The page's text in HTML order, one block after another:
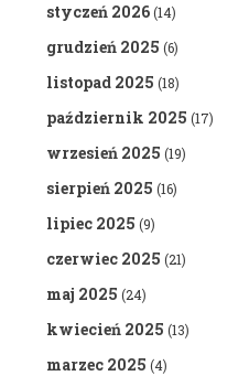
styczeń 2026(14)
grudzień 2025 (6)
listopad 2025 (18)
październik 2025 (17)
wrzesień 2025 (19)
sierpień 2025 (16)
lipiec 2025 (9)
czerwiec 2025 (21)
maj 2025 (24)
kwiecień 2025 (13)
marzec 2025 (4)